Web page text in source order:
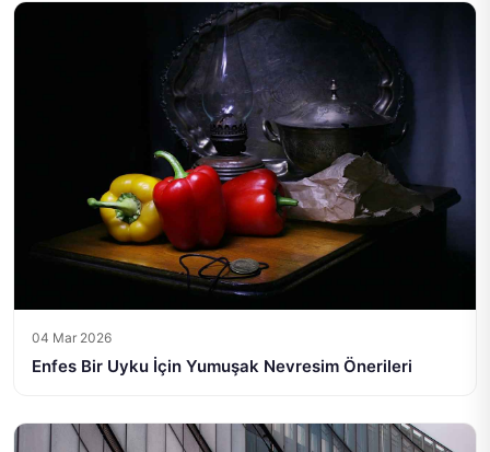
04 Mar 2026
Enfes Bir Uyku İçin Yumuşak Nevresim Önerileri